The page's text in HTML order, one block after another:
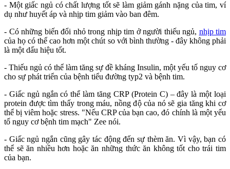
- Một giấc ngủ có chất lượng tốt sẽ làm giảm gánh nặng của tim, ví
dụ như huyết áp và nhịp tim giảm vào ban đêm.
- Có những biến đổi nhỏ trong nhịp tim ở người thiếu ngủ, nhịp tim
của họ có thể cao hơn một chút so với bình thường - đây không phải
là một dấu hiệu tốt.
- Thiếu ngủ có thể làm tăng sự đề kháng Insulin, một yếu tố nguy cơ
cho sự phát triển của bệnh tiểu đường typ2 và bệnh tim.
- Giấc ngủ ngắn có thể làm tăng CRP (Protein C) – đây là một loại
protein được tìm thấy trong máu, nồng độ của nó sẽ gia tăng khi cơ
thể bị viêm hoặc stress. "Nếu CRP của bạn cao, đó chính là một yếu
tố nguy cơ bệnh tim mạch" Zee nói.
- Giấc ngủ ngắn cũng gây tác động đến sự thèm ăn. Vì vậy, bạn có
thể sẽ ăn nhiều hơn hoặc ăn những thức ăn không tốt cho trái tim
của bạn.